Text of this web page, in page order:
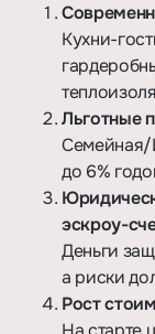
Кухни-
Льготные
Семейная/
до 6%
эскроу-
Деньги
а риски
Рост